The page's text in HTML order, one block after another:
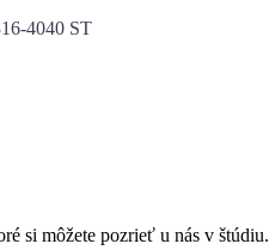
4040 ST
si môžete pozrieť u nás v štúdiu.